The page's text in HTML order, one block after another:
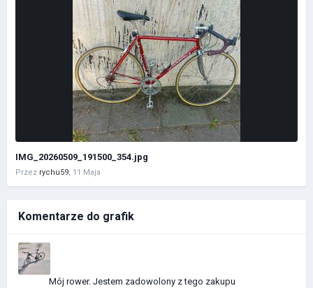
IMG_20260509_191500_354.jpg
Przez rychu59, 11 Maja
Komentarze do grafik
Mój rower. Jestem zadowolony z tego zakupu